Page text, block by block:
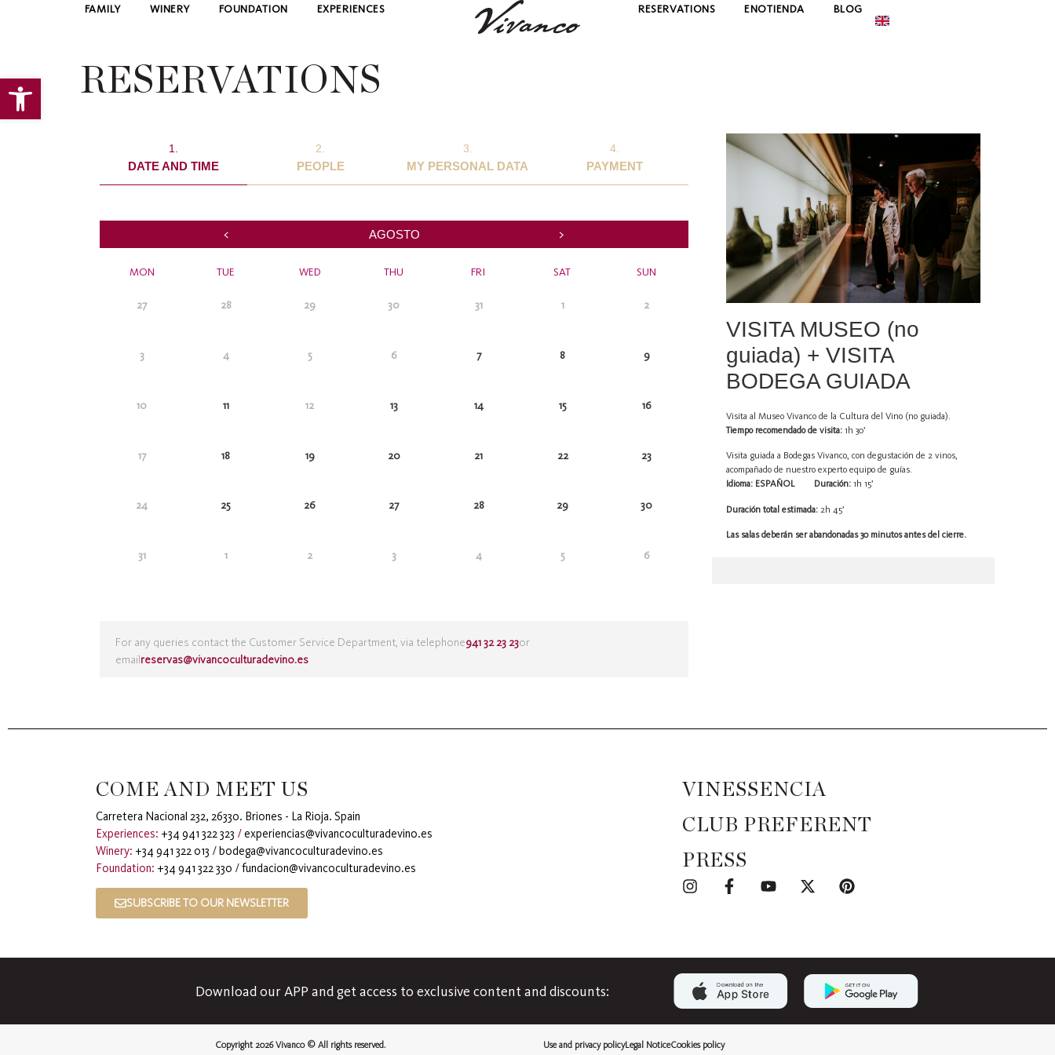
Open toolbar
FAMILY WINERY FOUNDATION EXPERIENCES RESERVATIONS ENOTIENDA BLOG
RESERVATIONS
1.
DATE AND TIME
2.
PEOPLE
3.
MY PERSONAL DATA
4.
PAYMENT
< AGOSTO >
MON TUE WED THU FRI SAT SUN
27 28 29 30 31 1 2
3 4 5 6 7 8 9
10 11 12 13 14 15 16
17 18 19 20 21 22 23
24 25 26 27 28 29 30
31 1 2 3 4 5 6
For any queries contact the Customer Service Department, via telephone941 32 23 23or
emailreservas@vivancoculturadevino.es
VISITA MUSEO (no
guiada) + VISITA
BODEGA GUIADA
Visita al Museo Vivanco de la Cultura del Vino (no guiada).
Tiempo recomendado de visita: 1h 30’
Visita guiada a Bodegas Vivanco, con degustación de 2 vinos,
acompañado de nuestro experto equipo de guías.
Idioma: ESPAÑOL
Duración: 1h 15’
Duración total estimada: 2h 45’
Las salas deberán ser abandonadas 30 minutos antes del cierre.
COME AND MEET US
Carretera Nacional 232, 26330. Briones - La Rioja. Spain
Experiences: +34 941 322 323 /experiencias@vivancoculturadevino.es
Winery: +34 941 322 013 /bodega@vivancoculturadevino.es
Foundation: +34 941 322 330 /fundacion@vivancoculturadevino.es
SUBSCRIBE TO OUR NEWSLETTER
VINESSENCIA
CLUB PREFERENT
PRESS
Download our APP and get access to exclusive content and discounts:
Copyright 2026 Vivanco © All rights reserved. Use and privacy policyLegal NoticeCookies policy